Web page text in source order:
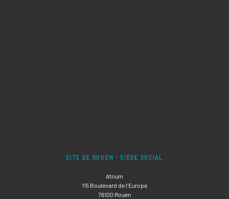
SITE DE ROUEN - SIÈGE SOCIAL
Atrium
115 Boulevard de l'Europe
76100 Rouen